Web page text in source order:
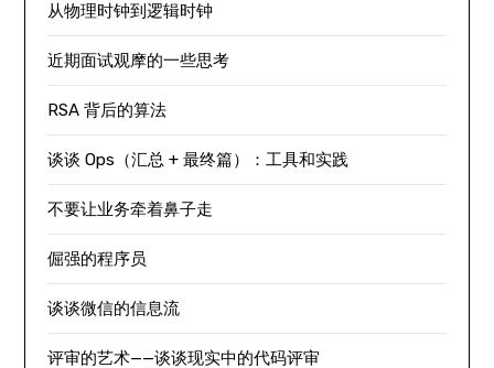
从物理时钟到逻辑时钟
近期面试观摩的一些思考
RSA 背后的算法
谈谈 Ops（汇总 + 最终篇）：工具和实践
不要让业务牵着鼻子走
倔强的程序员
谈谈微信的信息流
评审的艺术——谈谈现实中的代码评审